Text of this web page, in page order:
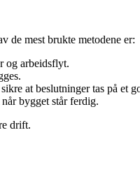
de mest brukte metodene er:
og arbeidsflyt.
at beslutninger tas på et
bygget står ferdig.
drift.